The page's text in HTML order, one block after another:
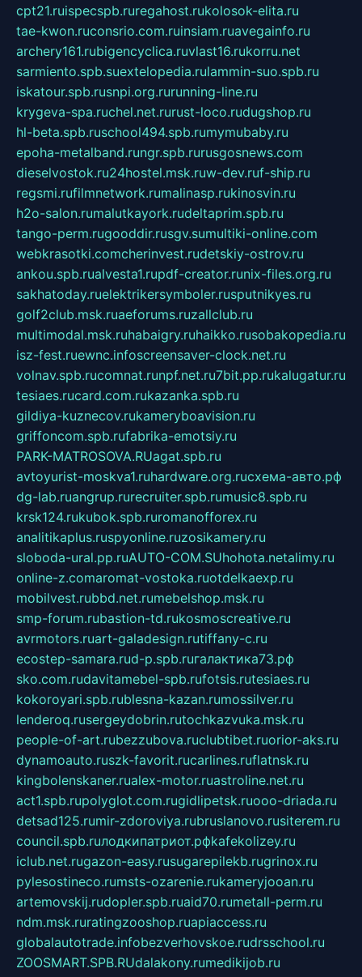
cpt21.ruispecspb.ruregahost.rukolosok-elita.ru
tae-kwon.ruconsrio.com.ruinsiam.ruavegainfo.ru
archery161.rubigencyclica.ruvlast16.rukorru.net
sarmiento.spb.suextelopedia.rulammin-suo.spb.ru
iskatour.spb.rusnpi.org.rurunning-line.ru
krygeva-spa.ruchel.net.rurust-loco.rudugshop.ru
hl-beta.spb.ruschool494.spb.rumymubaby.ru
epoha-metalband.rungr.spb.rurusgosnews.com
dieselvostok.ru24hostel.msk.ruw-dev.ruf-ship.ru
regsmi.rufilmnetwork.rumalinasp.rukinosvin.ru
h2o-salon.rumalutkayork.rudeltaprim.spb.ru
tango-perm.rugooddir.rusgv.sumultiki-online.com
webkrasotki.comcherinvest.rudetskiy-ostrov.ru
ankou.spb.rualvesta1.rupdf-creator.runix-files.org.ru
sakhatoday.ruelektrikersymboler.rusputnikyes.ru
golf2club.msk.ruaeforums.ruzallclub.ru
multimodal.msk.ruhabaigry.ruhaikko.rusobakopedia.ru
isz-fest.ruewnc.infoscreensaver-clock.net.ru
volnav.spb.rucomnat.runpf.net.ru7bit.pp.rukalugatur.ru
tesiaes.rucard.com.rukazanka.spb.ru
gildiya-kuznecov.rukameryboavision.ru
griffoncom.spb.rufabrika-emotsiy.ru
PARK-MATROSOVA.RUagat.spb.ru
avtoyurist-moskva1.ruhardware.org.ruсхема-авто.рф
dg-lab.ruangrup.rurecruiter.spb.rumusic8.spb.ru
krsk124.rukubok.spb.ruromanofforex.ru
analitikaplus.ruspyonline.ruzosikamery.ru
sloboda-ural.pp.ruAUTO-COM.SUhohota.netalimy.ru
online-z.comaromat-vostoka.ruotdelkaexp.ru
mobilvest.rubbd.net.rumebelshop.msk.ru
smp-forum.rubastion-td.rukosmoscreative.ru
avrmotors.ruart-galadesign.rutiffany-c.ru
ecostep-samara.rud-p.spb.ruгалактика73.рф
sko.com.rudavitamebel-spb.rufotsis.rutesiaes.ru
kokoroyari.spb.rublesna-kazan.rumossilver.ru
lenderoq.rusergeydobrin.rutochkazvuka.msk.ru
people-of-art.rubezzubova.ruclubtibet.ruorior-aks.ru
dynamoauto.ruszk-favorit.rucarlines.ruflatnsk.ru
kingbolenskaner.rualex-motor.ruastroline.net.ru
act1.spb.rupolyglot.com.rugidlipetsk.ruooo-driada.ru
detsad125.rumir-zdoroviya.rubruslanovo.rusiterem.ru
council.spb.ruлодкипатриот.рфkafekolizey.ru
iclub.net.rugazon-easy.rusugarepilekb.rugrinox.ru
pylesostineco.rumsts-ozarenie.rukameryjooan.ru
artemovskij.rudopler.spb.ruaid70.rumetall-perm.ru
ndm.msk.ruratingzooshop.ruapiaccess.ru
globalautotrade.infobezverhovskoe.rudrsschool.ru
ZOOSMART.SPB.RUdalakony.rumedikijob.ru